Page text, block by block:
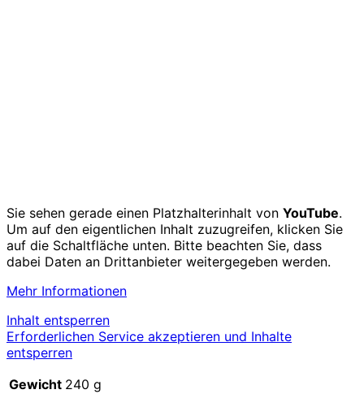
Sie sehen gerade einen Platzhalterinhalt von YouTube.
Um auf den eigentlichen Inhalt zuzugreifen, klicken Sie
auf die Schaltfläche unten. Bitte beachten Sie, dass
dabei Daten an Drittanbieter weitergegeben werden.
Mehr Informationen
Inhalt entsperren
Erforderlichen Service akzeptieren und Inhalte
entsperren
Gewicht 240 g